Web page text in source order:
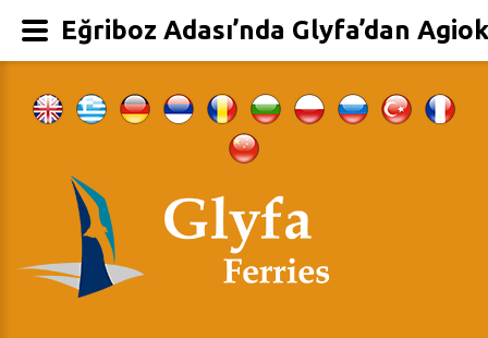
Eğriboz Adası’nda Glyfa’dan